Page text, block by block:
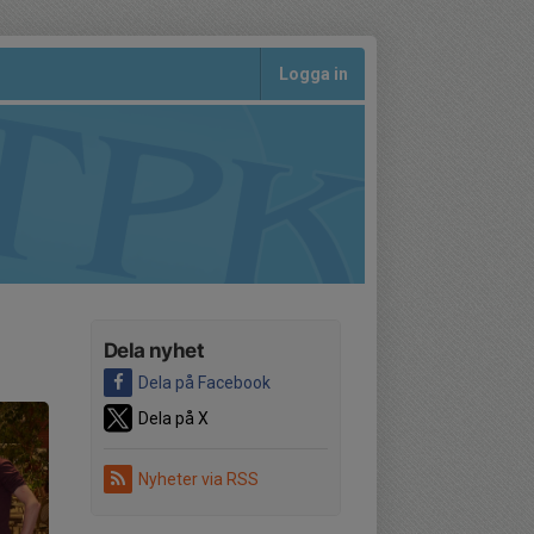
Logga in
Dela nyhet
Dela på Facebook
Dela på X
Nyheter via RSS